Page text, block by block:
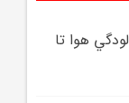
هوا تا